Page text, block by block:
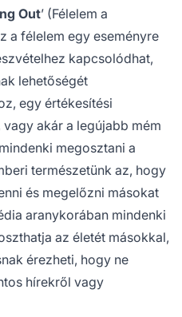
Out’ (Félelem a
a félelem egy eseményre
kapcsolódhat,
lehetőségét
egy értékesítési
akár a legújabb mém
megosztani a
természetünk az, hogy
és megelőzni másokat
aranykorában mindenki
az életét másokkal,
érezheti, hogy ne
hírekről vagy